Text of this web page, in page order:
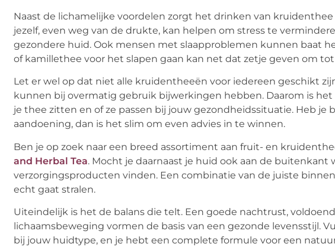
Naast de lichamelijke voordelen zorgt het drinken van
jezelf, even weg van de drukte, kan helpen om stress te
gezondere huid. Ook mensen met slaapproblemen kunnen baat
of kamillethee voor het slapen gaan kan net dat zetje geven om
Let er wel op dat niet alle kruidentheeën voor iedereen geschikt
kunnen bij overmatig gebruik bijwerkingen hebben. Daarom is
je thee zitten en of ze passen bij jouw gezondheidssituatie. Heb
aandoening, dan is het slim om even advies in te winnen.
Ben je op zoek naar een breed assortiment aan fruit- en
and Herbal Tea. Mocht je daarnaast je huid ook aan de buitenkant
verzorgingsproducten vinden. Een combinatie van de juiste
echt gaat stralen.
Uiteindelijk is het de balans die telt. Een goede nachtrust,
lichaamsbeweging vormen de basis van een gezonde levensstijl.
bij jouw huidtype, en je hebt een complete formule voor een